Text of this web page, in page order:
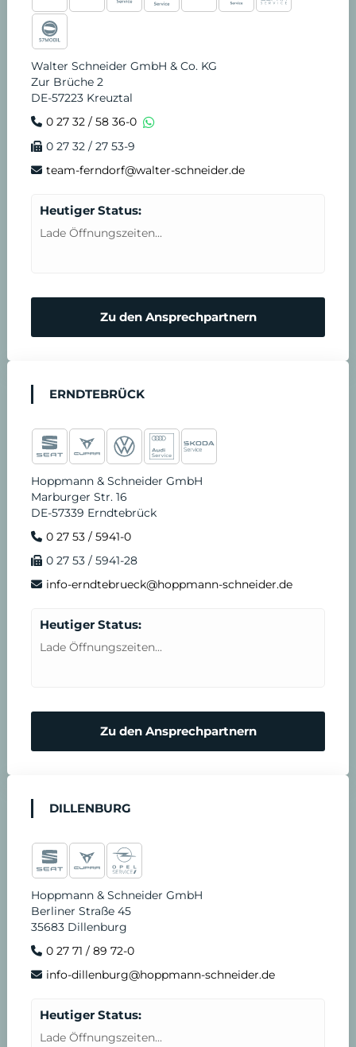
Walter Schneider GmbH & Co. KG
Zur Brüche 2
DE-57223 Kreuztal
0 27 32 / 58 36-0
0 27 32 / 27 53-9
team-ferndorf@walter-schneider.de
Heutiger Status:
Lade Öffnungszeiten...
Zu den Ansprechpartnern
ERNDTEBRÜCK
Hoppmann & Schneider GmbH
Marburger Str. 16
DE-57339 Erndtebrück
0 27 53 / 5941-0
0 27 53 / 5941-28
info-erndtebrueck@hoppmann-schneider.de
Heutiger Status:
Lade Öffnungszeiten...
Zu den Ansprechpartnern
DILLENBURG
Hoppmann & Schneider GmbH
Berliner Straße 45
35683 Dillenburg
0 27 71 / 89 72-0
info-dillenburg@hoppmann-schneider.de
Heutiger Status:
Lade Öffnungszeiten...